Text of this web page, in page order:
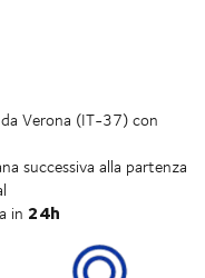
Verona (IT-37) con
successiva alla partenza
in 24h